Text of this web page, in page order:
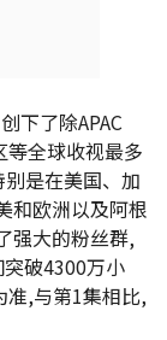
下了除APAC
全球收视最多
是在美国、加
和欧洲以及阿根
强大的粉丝群,
破4300万小
准,与第1集相比,